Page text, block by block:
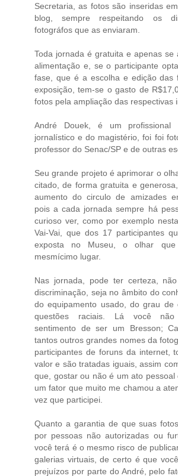
Secretaria, as fotos são inseridas
blog, sempre respeitando os
fotográfos que as enviaram.
Toda jornada é gratuita e apenas se
alimentação e, se o participante
fase, que é a escolha e edição das
exposição, tem-se o gasto de
fotos pela ampliação das respectivas
André Douek, é um profissional
jornalístico e do magistério, foi foi
professor do Senac/SP e de outras
Seu grande projeto é aprimorar o
citado, de forma gratuita e
aumento do circulo de amizades
pois a cada jornada sempre há
curioso ver, como por exemplo
Vai-Vai, que dos 17 participantes
exposta no Museu, o olhar
mesmícimo lugar.
Nas jornada, pode ter certeza,
discriminação, seja no âmbito do
do equipamento usado, do grau
questões raciais. Lá você não
sentimento de ser um Bresson;
tantos outros grandes nomes da
participantes de foruns da internet,
valor e são tratadas iguais, assim
que, gostar ou não é um ato
um fator que muito me chamou a
vez que participei.
Quanto a garantia de que suas
por pessoas não autorizadas ou
você terá é o mesmo risco de
galerias virtuais, de certo é que
prejuízos por parte do André, pelo